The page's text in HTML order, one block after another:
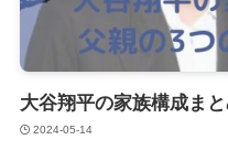
大谷翔平の家族構成ま
2024-05-14